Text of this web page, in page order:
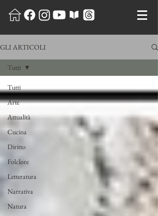
GLI ARTICOLI
Tutti
Arte
Attualità
Cucina
Diritto
Folclore
Letteratura
Narrativa
Natura
Tutti